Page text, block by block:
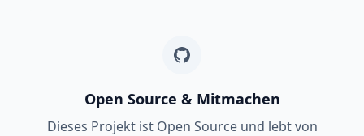
Open Source & Mitmachen
Dieses Projekt ist Open Source und lebt von